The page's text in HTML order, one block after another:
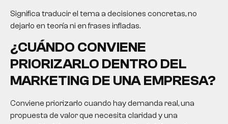
Significa traducir el tema a decisiones concretas, no
dejarlo en teoría ni en frases infladas.
¿CUÁNDO CONVIENE
PRIORIZARLO DENTRO DEL
MARKETING DE UNA EMPRESA?
Conviene priorizarlo cuando hay demanda real, una
propuesta de valor que necesita claridad y una